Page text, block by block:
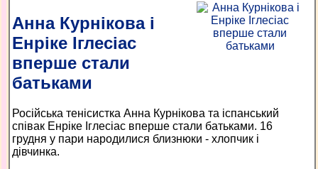
Анна Курнікова і
Енріке Іглесіас
вперше стали
батьками
Російська тенісистка Анна Курнікова та іспанський
співак Енріке Іглесіас вперше стали батьками. 16
грудня у пари народилися близнюки - хлопчик і
дівчинка.